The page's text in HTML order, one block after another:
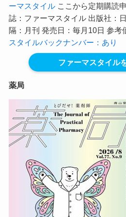
ーマスタイル ここから定期購読
誌：ファーマスタイル 出版社：
隔：月刊 発売日：毎月10日 参考
スタイルバックナンバー：あり
ファーマスタイル
薬局